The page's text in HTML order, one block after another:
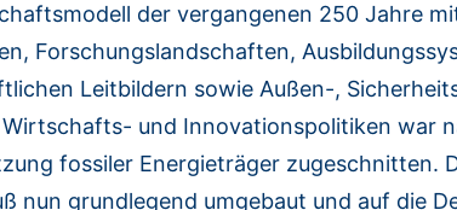
der vergangenen 250 Jahre
Forschungslandschaften,
Leitbildern sowie Außen-,
und Innovationspolitiken war
fossiler Energieträger zugeschnitten.
nun grundlegend umgebaut und auf die